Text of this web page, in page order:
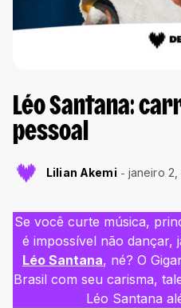
Léo Santana:
pessoal
Lilian Akemi janeiro 2,
Se você curte música,
é impossível não dançar,
Léo Santana, né? O
Brasil com seu carisma,
Léo Santana